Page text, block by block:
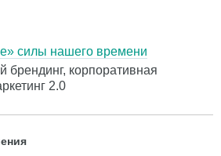
силы нашего времени
брендинг, корпоративная
2.0